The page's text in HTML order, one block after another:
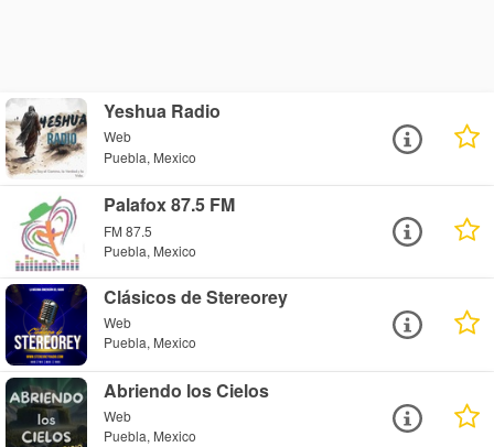
Yeshua Radio
Web
Puebla, Mexico
Palafox 87.5 FM
FM 87.5
Puebla, Mexico
Clásicos de Stereorey
Web
Puebla, Mexico
Abriendo los Cielos
Web
Puebla, Mexico